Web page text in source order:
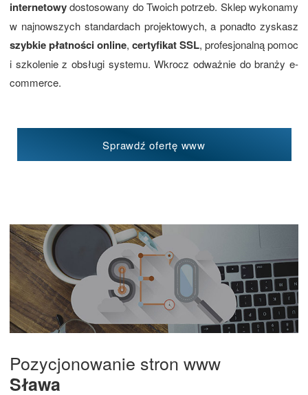
internetowydostosowany do Twoich potrzeb. Sklep wykonamy
w najnowszych standardach projektowych, a ponadto zyskasz
szybkie płatności online, certyfikat SSL, profesjonalną pomoc
i szkolenie z obsługi systemu. Wkrocz odważnie do branży e-
commerce.
Sprawdź ofertę www
Pozycjonowanie stron www
Sława